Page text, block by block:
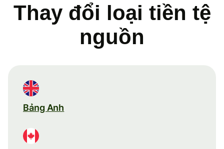
Thay đổi loại tiền tệ
nguồn
Bảng Anh